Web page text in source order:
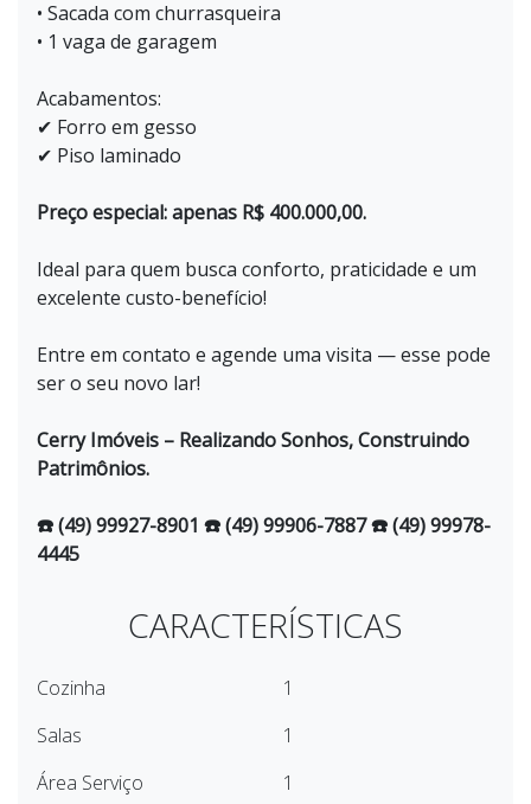
• Sacada com churrasqueira
• 1 vaga de garagem
Acabamentos:
✔ Forro em gesso
✔ Piso laminado
Preço especial: apenas R$ 400.000,00.
Ideal para quem busca conforto, praticidade e um
excelente custo-benefício!
Entre em contato e agende uma visita — esse pode
ser o seu novo lar!
Cerry Imóveis – Realizando Sonhos, Construindo
Patrimônios.
☎️ (49) 99927-8901 ☎️ (49) 99906-7887 ☎️ (49) 99978-
4445
CARACTERÍSTICAS
Cozinha
1
Salas
1
Área Serviço
1